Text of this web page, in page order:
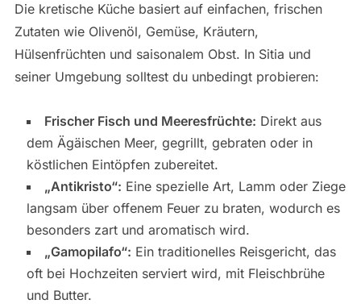
Die kretische Küche basiert auf einfachen, frischen
Zutaten wie Olivenöl, Gemüse, Kräutern,
Hülsenfrüchten und saisonalem Obst. In Sitia und
seiner Umgebung solltest du unbedingt probieren:
Frischer Fisch und Meeresfrüchte: Direkt aus
dem Ägäischen Meer, gegrillt, gebraten oder in
köstlichen Eintöpfen zubereitet.
„Antikristo“: Eine spezielle Art, Lamm oder Ziege
langsam über offenem Feuer zu braten, wodurch es
besonders zart und aromatisch wird.
„Gamopilafo“: Ein traditionelles Reisgericht, das
oft bei Hochzeiten serviert wird, mit Fleischbrühe
und Butter.